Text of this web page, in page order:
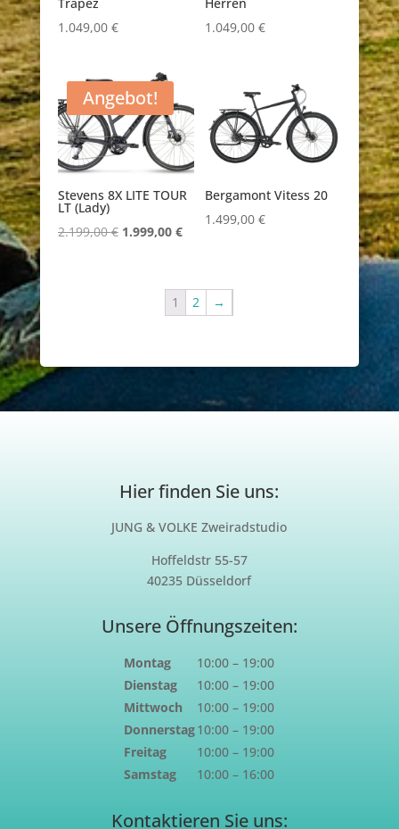
Trapez
1.049,00 €
Herren
1.049,00€
Angebot!
Stevens 8X LITE TOUR
LT (Lady)
2.199,00€ Ursprünglicher
2.199,00 €
1.999,00 €Aktueller
1.999,00 €.
Bergamont Vitess 20
1.499,00€
1 2 →
Hier finden Sie uns:
JUNG & VOLKE Zweiradstudio
Hoffeldstr 55-57
40235 Düsseldorf
Unsere Öffnungszeiten:
Montag
10:00 – 19:00
Dienstag
10:00 – 19:00
Mittwoch
10:00 – 19:00
Donnerstag10:00 – 19:00
Freitag
10:00 – 19:00
Samstag
10:00 – 16:00
Kontaktieren Sie uns: